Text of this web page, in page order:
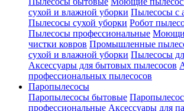
сухой и влажной уборки Пылесосы с
Пылесосы сухой уборки Робот
Пылесосы профессиональные
чистки ковров Промышленные
сухой и влажной уборки Пылесосы
Аксессуары для бытовых пылесосов
профессиональных пылесосов
Паропылесосы
Паропылесосы бытовые
профессиональные Аксессуары для